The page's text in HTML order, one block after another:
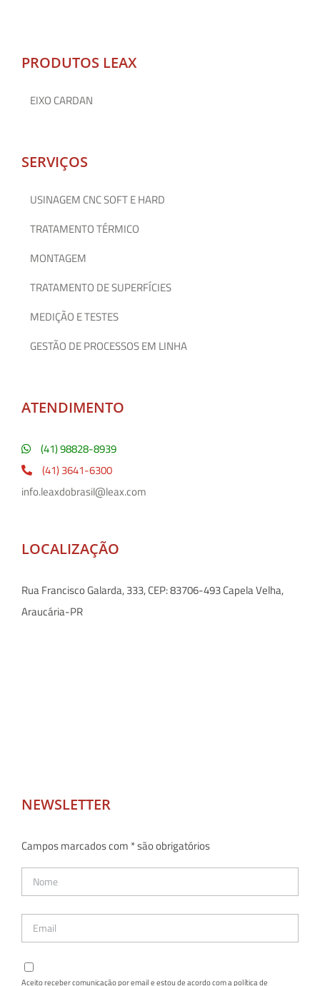
PRODUTOS LEAX
EIXO CARDAN
SERVIÇOS
USINAGEM CNC SOFT E HARD
TRATAMENTO TÉRMICO
MONTAGEM
TRATAMENTO DE SUPERFÍCIES
MEDIÇÃO E TESTES
GESTÃO DE PROCESSOS EM LINHA
ATENDIMENTO
(41) 98828-8939
(41) 3641-6300
info.leaxdobrasil@leax.com
LOCALIZAÇÃO
Rua Francisco Galarda, 333, CEP: 83706-493 Capela Velha,
Araucária-PR
NEWSLETTER
Campos marcados com * são obrigatórios
Aceito receber comunicação por email e estou de acordo com a política de